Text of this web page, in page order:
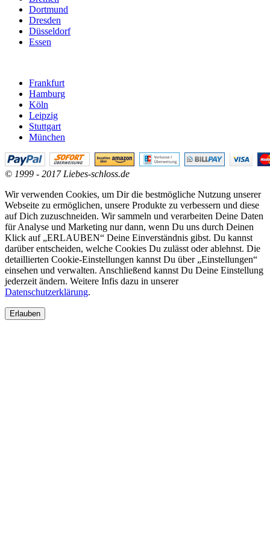
Dortmund
Dresden
Düsseldorf
Essen
Frankfurt
Hamburg
Köln
Leipzig
Stuttgart
München
© 1999 - 2017 Liebes-schloss.de
Wir verwenden Cookies, um Dir die bestmögliche Nutzung unserer
Webseite zu ermöglichen, unsere Produkte zu verbessern und diese
auf Dich zuzuschneiden. Wir sammeln und verarbeiten Deine Daten
für Analyse und Marketing nur dann, wenn Du uns durch Deinen
Klick auf „ERLAUBEN“ Deine Einverständnis gibst. Du kannst
darüber entscheiden, welche Cookies Du zulässt oder ablehnst. Die
detaillierten Cookie-Einstellungen kannst Du über „Einstellungen“
einsehen und verwalten. Anschließend kannst Du Deine Einstellung
jederzeit ändern. Weitere Infis dazu in unserer
Datenschutzerklärung.
Erlauben